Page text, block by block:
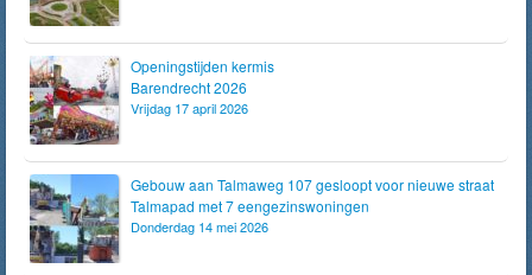
Openingstijden kermis
Barendrecht 2026
Vrijdag 17 april 2026
Gebouw aan Talmaweg 107 gesloopt voor nieuwe straat
Talmapad met 7 eengezinswoningen
Donderdag 14 mei 2026